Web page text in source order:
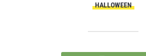
HALLOWEEN